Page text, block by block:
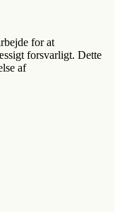
for at
forsvarligt. Dette
af